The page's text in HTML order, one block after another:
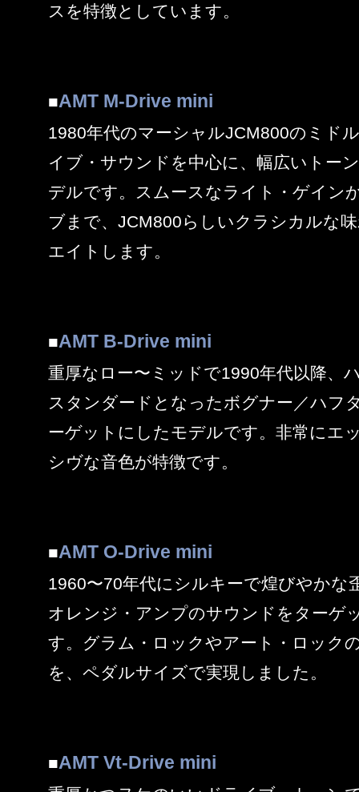
スを特徴としています。
■AMT M-Drive mini
1980年代のマーシャルJCM800のミド
イブ・サウンドを中心に、幅広いトー
デルです。スムースなライト・ゲイン
ブまで、JCM800らしいクラシカルな
エイトします。
■AMT B-Drive mini
重厚なロー〜ミッドで1990年代以降、
スタンダードとなったボグナー／ハフ
ーゲットにしたモデルです。非常にエ
シヴな音色が特徴です。
■AMT O-Drive mini
1960〜70年代にシルキーで煌びやかな
オレンジ・アンプのサウンドをターゲ
す。グラム・ロックやアート・ロック
を、ペダルサイズで実現しました。
■AMT Vt-Drive mini